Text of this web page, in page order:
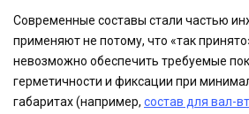
Современные составы стали частью
применяют не потому, что «так
невозможно обеспечить требуемые
герметичности и фиксации при
габаритах (например, состав для вал-